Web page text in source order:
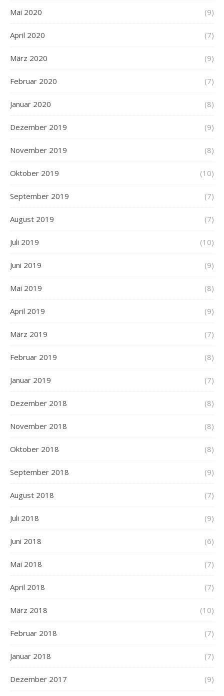
Mai 2020 (9)
April 2020 (7)
März 2020 (9)
Februar 2020 (7)
Januar 2020 (8)
Dezember 2019 (9)
November 2019 (8)
Oktober 2019 (10)
September 2019 (7)
August 2019 (7)
Juli 2019 (10)
Juni 2019 (9)
Mai 2019 (8)
April 2019 (9)
März 2019 (7)
Februar 2019 (8)
Januar 2019 (7)
Dezember 2018 (8)
November 2018 (8)
Oktober 2018 (8)
September 2018 (9)
August 2018 (7)
Juli 2018 (9)
Juni 2018 (6)
Mai 2018 (7)
April 2018 (7)
März 2018 (10)
Februar 2018 (7)
Januar 2018 (7)
Dezember 2017 (9)